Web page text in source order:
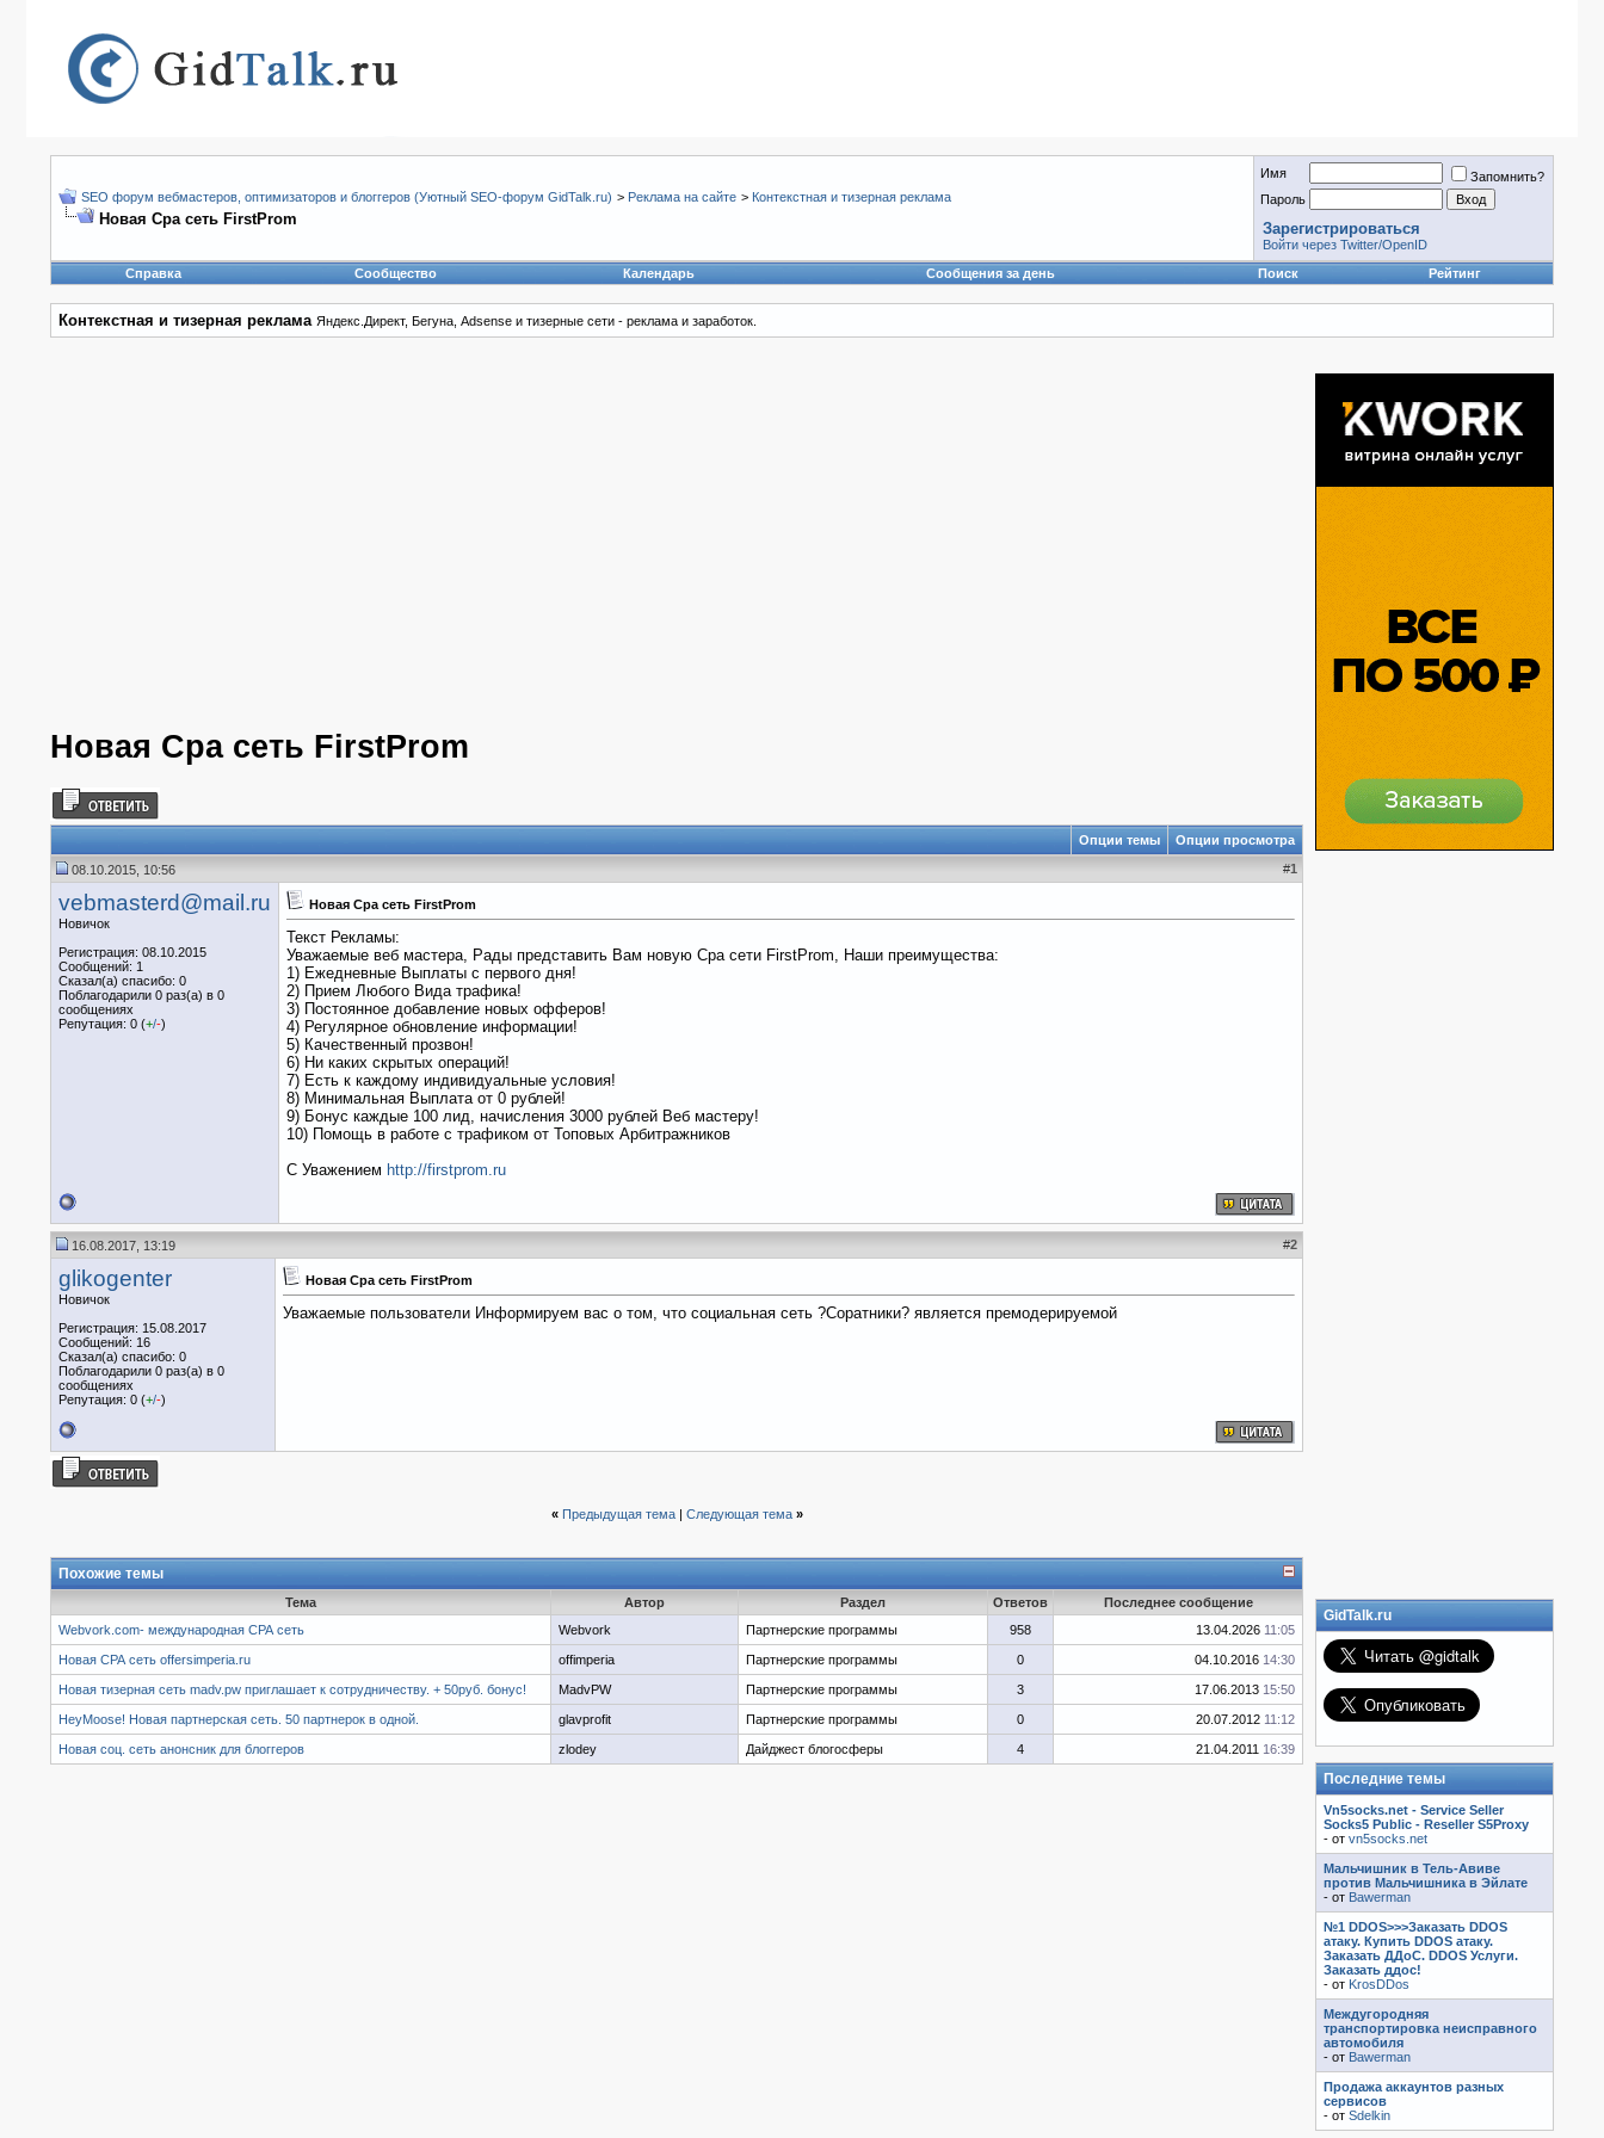
SEO форум вебмастеров, оптимизаторов и блоггеров (Уютный SEO-форум GidTalk.ru) > Реклама на сайте > Контекстная и тизерная реклама
Новая Сра сеть FirstProm
Имя
Запомнить?
Пароль
Зарегистрироваться
Войти через Twitter/OpenID
Справка
Сообщество Календарь Сообщения за день Поиск Рейтинг
Контекстная и тизерная реклама Яндекс.Директ, Бегуна, Adsense и тизерные сети - реклама и заработок.
Новая Сра сеть FirstProm
Опции темы Опции просмотра
08.10.2015, 10:56 #1
vebmasterd@mail.ru
Новичок
Регистрация: 08.10.2015
Сообщений: 1
Сказал(а) спасибо: 0
Поблагодарили 0 раз(а) в 0
сообщениях
Репутация: 0 (+/-)
Новая Сра сеть FirstProm
Текст Рекламы:
Уважаемые веб мастера, Рады представить Вам новую Сра сети FirstProm, Наши преимущества:
1) Ежедневные Выплаты с первого дня!
2) Прием Любого Вида трафика!
3) Постоянное добавление новых офферов!
4) Регулярное обновление информации!
5) Качественный прозвон!
6) Ни каких скрытых операций!
7) Есть к каждому индивидуальные условия!
8) Минимальная Выплата от 0 рублей!
9) Бонус каждые 100 лид, начисления 3000 рублей Веб мастеру!
10) Помощь в работе с трафиком от Топовых Арбитражников
С Уважением http://firstprom.ru
16.08.2017, 13:19 #2
glikogenter
Новичок
Регистрация: 15.08.2017
Сообщений: 16
Сказал(а) спасибо: 0
Поблагодарили 0 раз(а) в 0
сообщениях
Репутация: 0 (+/-)
Новая Сра сеть FirstProm
Уважаемые пользователи Информируем вас о том, что социальная сеть ?Соратники? является премодерируемой
« Предыдущая тема| Следующая тема »
Похожие темы
Тема Автор Раздел Ответов
Последнее сообщение
Webvork.com- международная СРА сеть
Webvork Партнерские программы 958 13.04.2026 11:05
Новая СРА сеть offersimperia.ru offimperia Партнерские программы 0 04.10.2016 14:30
Новая тизерная сеть madv.pw приглашает к сотрудничеству. + 50руб. бонус! MadvPW Партнерские программы 3 17.06.2013 15:50
HeyMoose! Новая партнерская сеть. 50 партнерок в одной. glavprofit Партнерские программы 0 20.07.2012 11:12
Новая соц. сеть анонсник для блоггеров zlodey Дайджест блогосферы 4 21.04.2011 16:39
GidTalk.ru
Последние темы
Vn5socks.net - Service Seller
Socks5 Public - Reseller S5Proxy
- от vn5socks.net
Мальчишник в Тель-Авиве
против Мальчишника в Эйлате
- от Bawerman
№1 DDOS>>>Заказать DDOS
атаку. Купить DDOS атаку.
Заказать ДДоС. DDOS Услуги.
Заказать ддос!
- от KrosDDos
Междугородняя
транспортировка неисправного
автомобиля
- от Bawerman
Продажа аккаунтов разных
сервисов
- от Sdelkin